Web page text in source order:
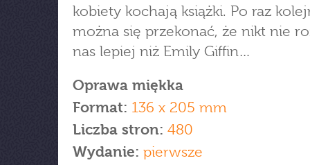
kobiety kochają książki. Po raz
można się przekonać, że nikt nie
nas lepiej niż Emily Giffin…
Oprawa miękka
Format: 136 x 205 mm
Liczba stron: 480
Wydanie: pierwsze